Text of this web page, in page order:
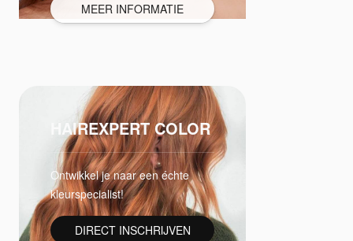
MEER INFORMATIE
HAIREXPERT COLOR
Ontwikkel je naar een échte
kleurspecialist!
DIRECT INSCHRIJVEN